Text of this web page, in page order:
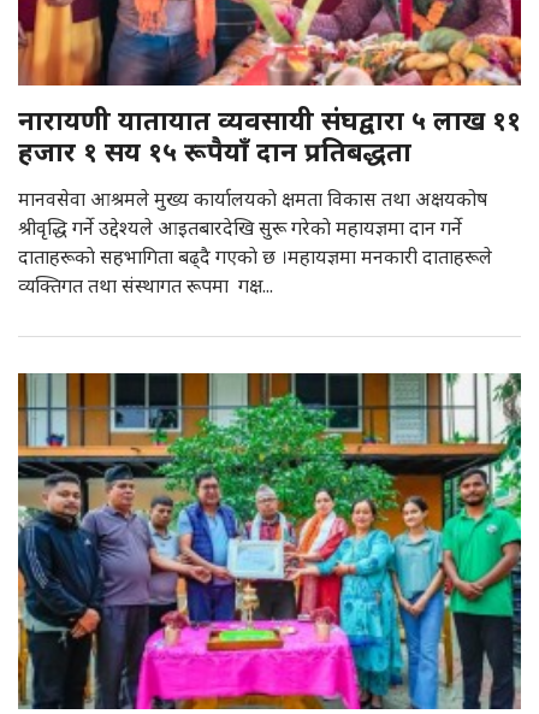
नारायणी यातायात व्यवसायी संघद्वारा ५ लाख ११
हजार १ सय १५ रूपैयाँ दान प्रतिबद्धता
मानवसेवा आश्रमले मुख्य कार्यालयकाे क्षमता विकास तथा अक्षयकोष
श्रीवृद्धि गर्ने उद्देश्यले आइतबारदेखि सुरू गरेकाे महायज्ञमा दान गर्ने
दाताहरूकाे सहभागिता बढ्दै गएकाे छ ।महायज्ञमा मनकारी दाताहरूले
व्यक्तिगत तथा संस्थागत रूपमा गक्ष...